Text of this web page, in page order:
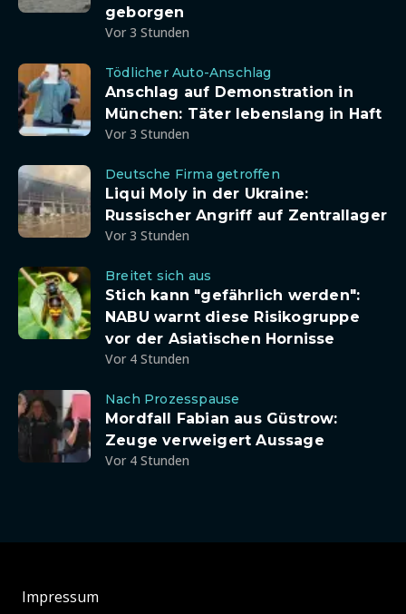
geborgen
Vor 3 Stunden
Tödlicher Auto-Anschlag
Anschlag auf Demonstration in
München: Täter lebenslang in Haft
Vor 3 Stunden
Deutsche Firma getroffen
Liqui Moly in der Ukraine:
Russischer Angriff auf Zentrallager
Vor 3 Stunden
Breitet sich aus
Stich kann "gefährlich werden":
NABU warnt diese Risikogruppe
vor der Asiatischen Hornisse
Vor 4 Stunden
Nach Prozesspause
Mordfall Fabian aus Güstrow:
Zeuge verweigert Aussage
Vor 4 Stunden
Impressum